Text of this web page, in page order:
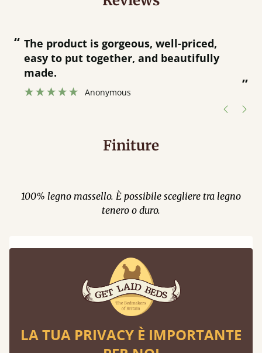
“
”
The product is gorgeous, well-priced,
easy to put together, and beautifully
made.
Anonymous
Finiture
100% legno massello. È possibile scegliere tra legno
tenero o duro.
Finiture in Pino Massello
Un materiale naturale: aspettati nodi e
venature uniche
Color Caffè
Miele Satinato
LA TUA PRIVACY È IMPORTANTE